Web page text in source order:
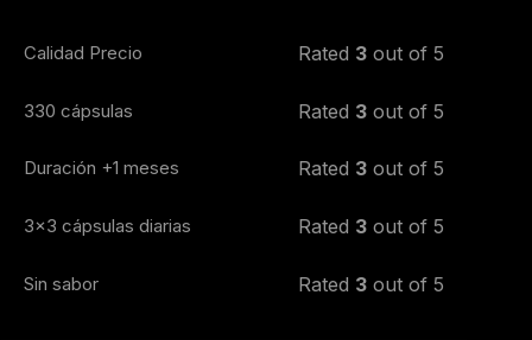
Calidad Precio Rated 3 out of 5
330 cápsulas Rated 3 out of 5
Duración +1 meses Rated 3 out of 5
3x3 cápsulas diarias Rated 3 out of 5
Sin sabor Rated 3 out of 5